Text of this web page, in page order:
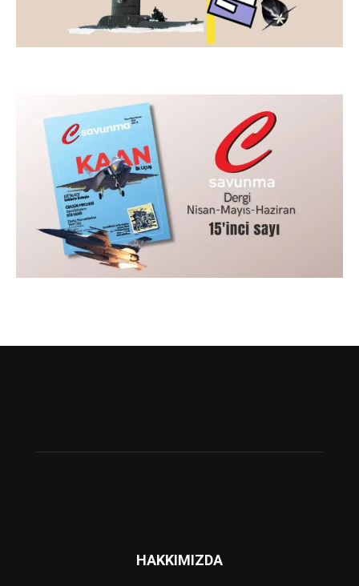
HAKKIMIZDA